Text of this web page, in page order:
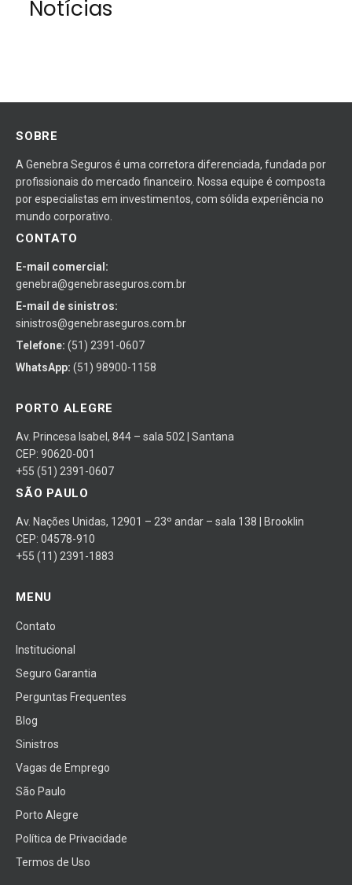
Notícias
SOBRE
A Genebra Seguros é uma corretora diferenciada, fundada por
profissionais do mercado financeiro. Nossa equipe é composta
por especialistas em investimentos, com sólida experiência no
mundo corporativo.
CONTATO
E-mail comercial:
genebra@genebraseguros.com.br
E-mail de sinistros:
sinistros@genebraseguros.com.br
Telefone: (51) 2391-0607
WhatsApp: (51) 98900-1158
PORTO ALEGRE
Av. Princesa Isabel, 844 – sala 502 | Santana
CEP: 90620-001
+55 (51) 2391-0607
SÃO PAULO
Av. Nações Unidas, 12901 – 23º andar – sala 138 | Brooklin
CEP: 04578-910
+55 (11) 2391-1883
MENU
Contato
Institucional
Seguro Garantia
Perguntas Frequentes
Blog
Sinistros
Vagas de Emprego
São Paulo
Porto Alegre
Política de Privacidade
Termos de Uso